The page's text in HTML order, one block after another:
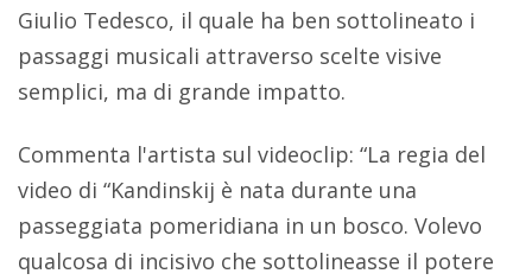
Giulio Tedesco, il quale ha ben sottolineato i
passaggi musicali attraverso scelte visive
semplici, ma di grande impatto.
Commenta l'artista sul videoclip: “La regia del
video di “Kandinskij è nata durante una
passeggiata pomeridiana in un bosco. Volevo
qualcosa di incisivo che sottolineasse il potere